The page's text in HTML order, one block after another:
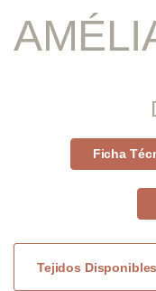
Ficha
Tejidos Disponibles